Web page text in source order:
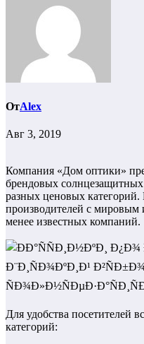
ОтAlex
Авг 3, 2019
Компания «Дом оптики»
брендовых
разных ценовых
производителей с мировым
менее известных компаний.
Для удобства посетителей
категорий: